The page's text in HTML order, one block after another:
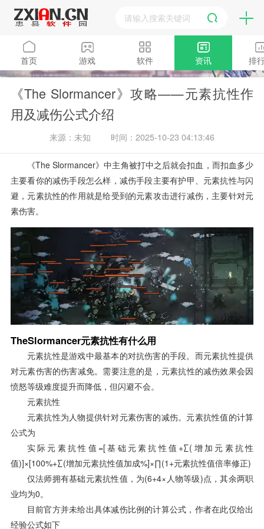
首页 游戏 软件 资讯 排
《The Slormancer》攻略——元素抗性作
用及减伤公式介绍
来源：未知 时间：2025-10-23 04:13:46
《The Slormancer》中主角被打中之后就会扣血，而扣血多少
主要看你的减伤手段怎么样，减伤手段主要有护甲、元素抗性与闪
避，元素抗性的作用就是给受到的元素攻击进行减伤，主要针对元
素伤害。
TheSlormancer元素抗性有什么用
元素抗性是游戏中最基本的对抗伤害的手段。而元素抗性提供
对元素伤害的伤害减免。需要注意的是，元素抗性的减伤效果会因
愤怒等级难度提升而降低，但闪避不会。
元素抗性
元素抗性为人物提供针对元素伤害的减伤。元素抗性值的计算
公式为
实际元素抗性值=[基础元素抗性值+∑(增加元素抗性
值)]×[100%+∑(增加元素抗性值加成%]×∏(1+元素抗性值倍率修正)
仅法师拥有基础元素抗性值，为(6+4×人物等级)点，其余两职
业均为0。
目前官方并未给出具体减伤比例的计算公式，作者在此仅给出
经验公式如下